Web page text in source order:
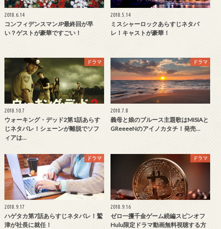
2018.6.14
コンフィデンスマンJP最終回が早
い？ゲストが豪華ですごい！
2018.5.14
ミスシャーロックあらすじネタバ
レ！キャストが豪華！
ドラマ
2018.10.7
ウォーキング・デッド2第1話あらす
じネタバレ！シェーンが離脱でソフ
ィアは…
ドラマ
2018.7.8
義母と娘のブルース主題歌はMISIAと
GReeeeNのアイノカタチ！発売…
ドラマ
2018.9.17
ハゲタカ第7話あらすじネタバレ！鷲
津が社長に就任！
ドラマ
2018.9.16
ゼロ一攫千金ゲーム続編スピンオフ
Hulu限定ドラマ動画無料視聴する方